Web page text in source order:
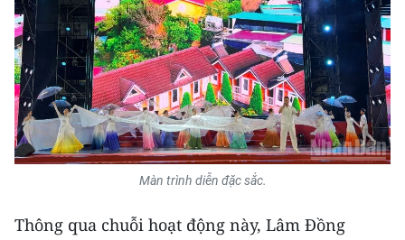
Màn trình diễn đặc sắc.
Thông qua chuỗi hoạt động này, Lâm Đồng